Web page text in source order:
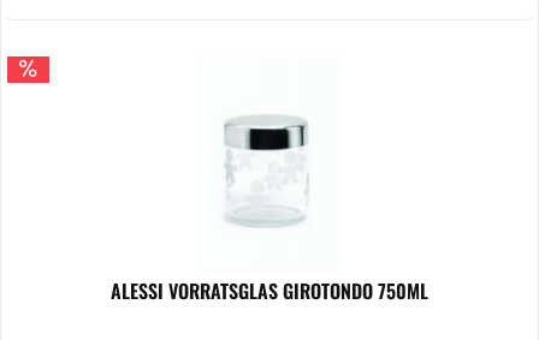
ALESSI VORRATSGLAS GIROTONDO 750ML